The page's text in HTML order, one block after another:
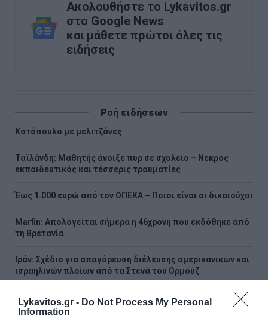
Lykavitos.gr - Do Not Process My Personal
Information
Ακολουθήστε το Lykavitos.gr
στο Google News
και μάθετε πρώτοι όλες τις
ειδήσεις
Ροή ειδήσεων
Κοτόπουλο με μελιτζάνες
Ταϊλάνδη: Μαθητής άνοιξε πυρ σε σχολείο – Νεκρός
εκπαιδευτικός και τέσσερις τραυματίες
Έως 1.000 ευρώ από τον ΟΠΕΚΑ – Ποιοι είναι οι δικαιούχοι
Marfin: Απολογείται σήμερα η 46χρονη που εκδόθηκε από
τη Βρετανία
Ιράν: Σχέδιο για απαγόρευση διέλευσης αμερικανικών και
ισραηλινών πλοίων από τα Στενά του Ορμούζ
Σαν σήμερα - 7 Αυγούστου